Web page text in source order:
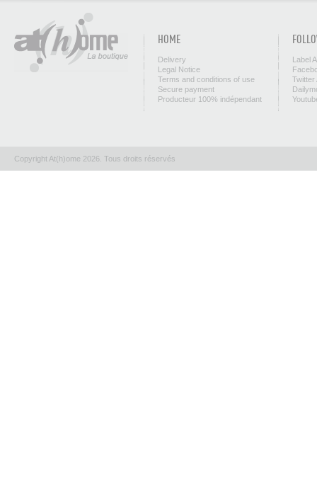
HOME
Delivery
Legal Notice
Terms and conditions of use
Secure payment
Producteur 100% indépendant
Label
Twitter
Copyright At(h)ome 2026. Tous droits réservés